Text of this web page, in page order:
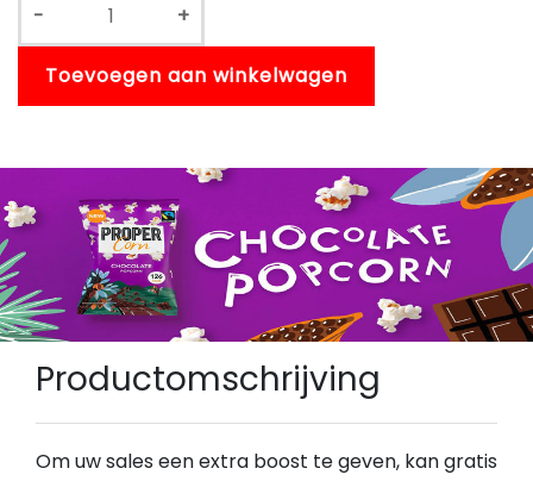
- +
Toevoegen aan winkelwagen
Productomschrijving
Om uw sales een extra boost te geven, kan gratis